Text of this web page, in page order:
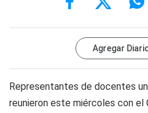
Agregar
Representantes de docentes
reunieron este miércoles con el